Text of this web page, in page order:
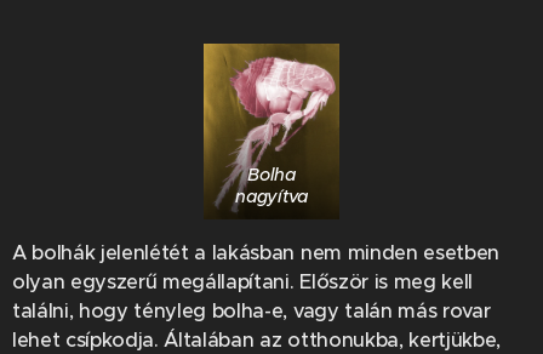
Bolha
nagyítva
A bolhák jelenlétét a lakásban nem minden esetben
olyan egyszerű megállapítani. Először is meg kell
találni, hogy tényleg bolha-e, vagy talán más rovar
lehet csípkodja. Általában az otthonukba, kertjükbe,